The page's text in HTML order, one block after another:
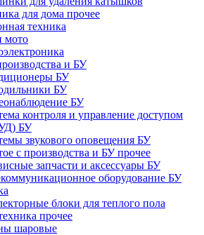
для дома прочее
техника
мото
и БУ
БУ
БУ
БУ
контроля и управление доступом
БУ
звукового оповещения БУ
с производства и БУ прочее
запчасти и аксессуары БУ
оборудование БУ
блоки для теплого пола
прочее
шаровые